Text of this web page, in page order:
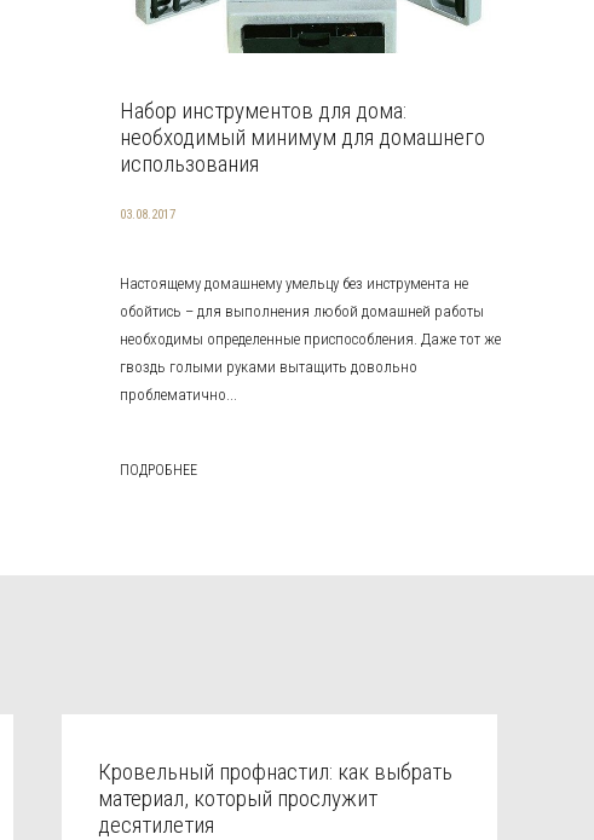
Набор инструментов для дома:
необходимый минимум для домашнего
использования
03.08.2017
Настоящему домашнему умельцу без инструмента не
обойтись – для выполнения любой домашней работы
необходимы определенные приспособления. Даже тот же
гвоздь голыми руками вытащить довольно
проблематично...
ПОДРОБНЕЕ
Кровельный профнастил: как выбрать
материал, который прослужит
десятилетия